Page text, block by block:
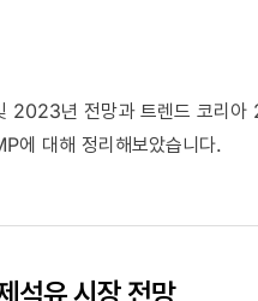
년 전망과 트렌드 코리아
에 대해 정리해보았습니다.
석유 시장 전망